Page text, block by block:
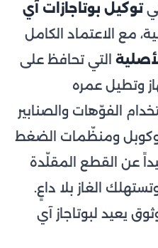
توكيل بوتاجازات آي
مع الاعتماد الكامل
التي تحافظ على
وتطيل عمره
الفوّهات والصنابير
ومنظّمات الضغط
عن القطع المقلّدة
الغاز بلا داعٍ.
يعيد لبوتاجاز آي